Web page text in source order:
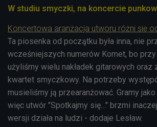
W studiu smyczki, na koncercie
Koncertowa aranżacja utworu różni się
Ta piosenka od początku była inna, nie
wcześniejszych numerów Komet, bo
użyliśmy wielu nakładek gitarowych oraz
kwartet smyczkowy. Na potrzeby
musieliśmy ją przearanżować. Gramy
więc utwór "Spotkajmy się…" brzmi
wersji działa na ludzi - dodaje Lesław.